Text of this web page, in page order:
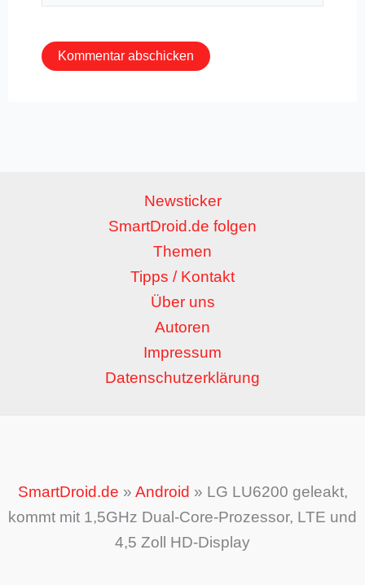
Newsticker
SmartDroid.de folgen
Themen
Tipps / Kontakt
Über uns
Autoren
Impressum
Datenschutzerklärung
SmartDroid.de » Android » LG LU6200 geleakt,
kommt mit 1,5GHz Dual-Core-Prozessor, LTE und
4,5 Zoll HD-Display